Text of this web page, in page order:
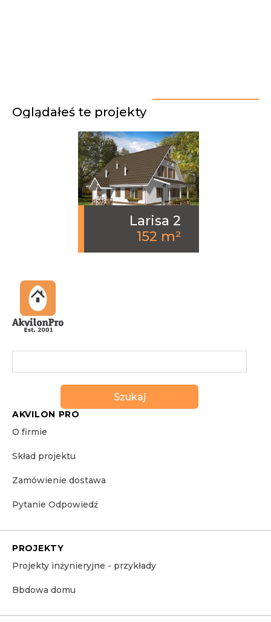
Oglądałeś te projekty
Larisa 2
152 m²
Szukaj
AKVILON PRO
O firmie
Skład projektu
Zamówienie dostawa
Pytanie Odpowiedź
PROJEKTY
Projekty inżynieryjne - przykłady
Bbdowa domu